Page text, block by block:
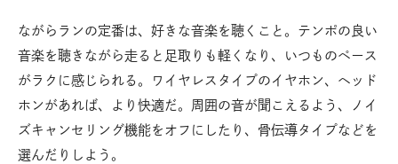
ながらランの定番は、好きな音楽を聴くこと。テンポの良い
音楽を聴きながら走ると足取りも軽くなり、いつものペース
がラクに感じられる。ワイヤレスタイプのイヤホン、ヘッド
ホンがあれば、より快適だ。周囲の音が聞こえるよう、ノイ
ズキャンセリング機能をオフにしたり、骨伝導タイプなどを
選んだりしよう。